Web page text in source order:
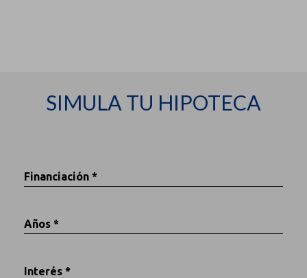
SIMULA TU HIPOTECA
Financiación *
Años *
Interés *